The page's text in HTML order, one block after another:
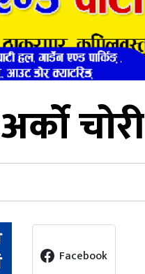
चोरी
Facebook